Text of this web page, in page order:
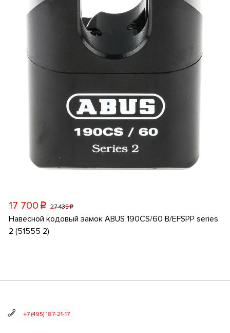
17 700 p 27 435p
Навесной кодовый замок ABUS 190CS/60 B/EFSPP series
2 (51555 2)
+7 (495) 187-21-17